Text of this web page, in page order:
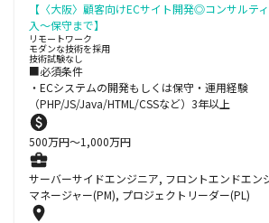
【〈大阪〉顧客向けECサイト開発◎コンサルテ
入～保守まで】
リモートワーク
モダンな技術を採用
技術試験なし
■必須条件
・ECシステムの開発もしくは保守・運用経験
（PHP/JS/Java/HTML/CSSなど）3年以上
500万円〜1,000万円
サーバーサイドエンジニア, フロントエンドエン
マネージャー(PM), プロジェクトリーダー(PL)